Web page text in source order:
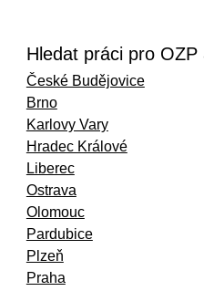
Hledat práci pro OZP
České Budějovice
Brno
Karlovy Vary
Hradec Králové
Liberec
Ostrava
Olomouc
Pardubice
Plzeň
Praha